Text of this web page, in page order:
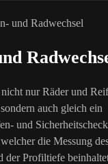
nur Räder und
auch gleich ein
und Sicherheitscheck
die Messung
der Profiltiefe